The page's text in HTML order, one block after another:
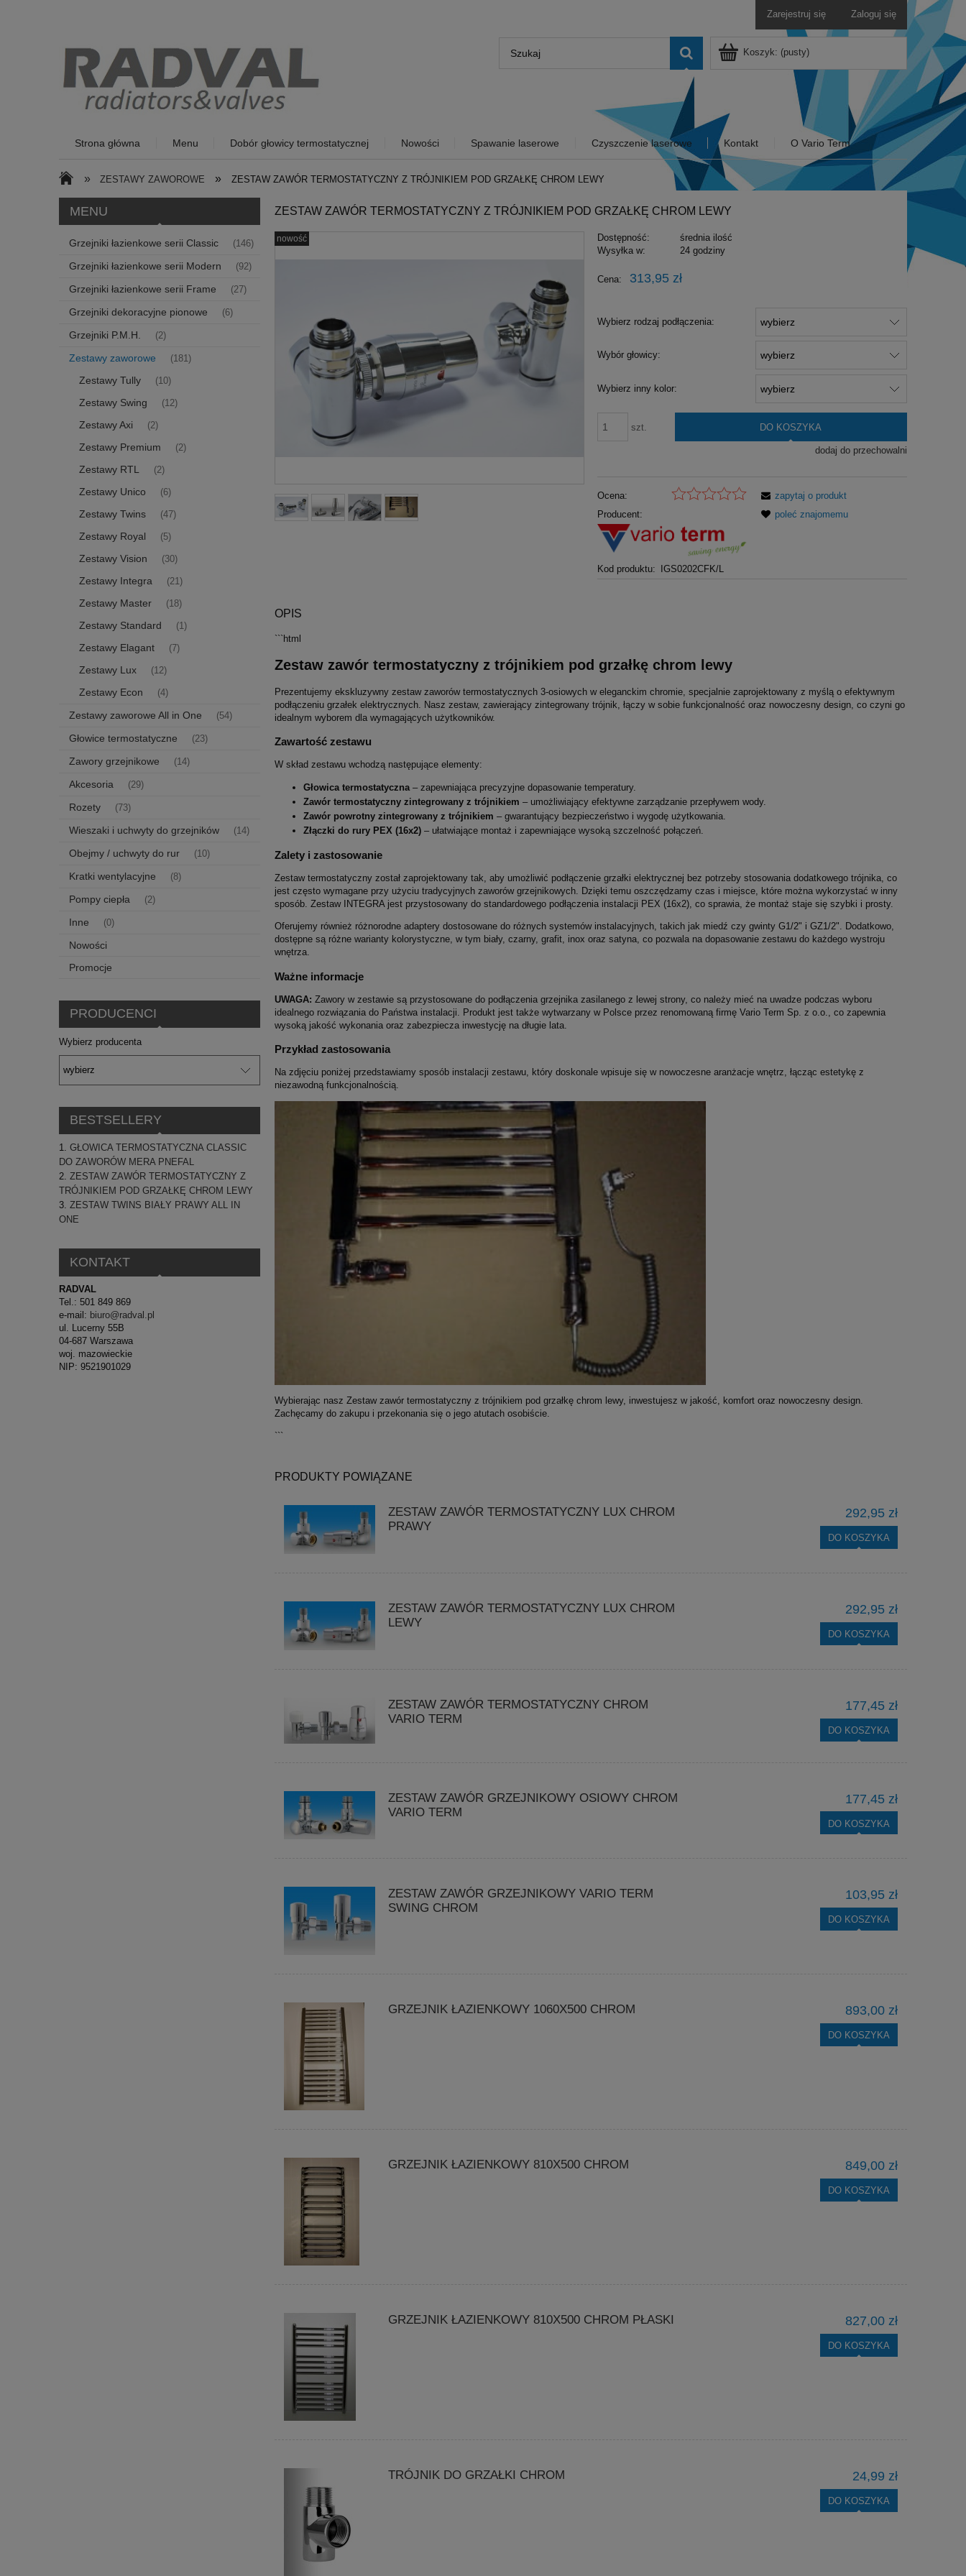
Zarejestruj się Zaloguj się
Koszyk: (pusty)
Strona główna Menu Dobór głowicy termostatycznej Nowości Spawanie laserowe Czyszczenie laserowe Kontakt O Vario Term
» ZESTAWY ZAWOROWE » ZESTAW ZAWÓR TERMOSTATYCZNY Z TRÓJNIKIEM POD GRZAŁKĘ CHROM LEWY
MENU
Grzejniki łazienkowe serii Classic (146)
Grzejniki łazienkowe serii Modern (92)
Grzejniki łazienkowe serii Frame (27)
Grzejniki dekoracyjne pionowe (6)
Grzejniki P.M.H. (2)
Zestawy zaworowe (181)
Zestawy Tully (10)
Zestawy Swing (12)
Zestawy Axi (2)
Zestawy Premium (2)
Zestawy RTL (2)
Zestawy Unico (6)
Zestawy Twins (47)
Zestawy Royal (5)
Zestawy Vision (30)
Zestawy Integra (21)
Zestawy Master (18)
Zestawy Standard (1)
Zestawy Elagant (7)
Zestawy Lux (12)
Zestawy Econ (4)
Zestawy zaworowe All in One (54)
Głowice termostatyczne (23)
Zawory grzejnikowe (14)
Akcesoria (29)
Rozety (73)
Wieszaki i uchwyty do grzejników (14)
Obejmy / uchwyty do rur (10)
Kratki wentylacyjne (8)
Pompy ciepła (2)
Inne (0)
Nowości
Promocje
PRODUCENCI
Wybierz producenta
BESTSELLERY
GŁOWICA TERMOSTATYCZNA CLASSIC
DO ZAWORÓW MERA PNEFAL
ZESTAW ZAWÓR TERMOSTATYCZNY Z
TRÓJNIKIEM POD GRZAŁKĘ CHROM LEWY
ZESTAW TWINS BIAŁY PRAWY ALL IN
ONE
KONTAKT
RADVAL
Tel.: 501 849 869
e-mail: biuro@radval.pl
ul. Lucerny 55B
04-687 Warszawa
woj. mazowieckie
NIP: 9521901029
ZESTAW ZAWÓR TERMOSTATYCZNY Z TRÓJNIKIEM POD GRZAŁKĘ CHROM LEWY
nowość Dostępność:
średnia ilość
Wysyłka w:
24 godziny
Cena: 313,95 zł
Wybierz rodzaj podłączenia:
Wybór głowicy:
Wybierz inny kolor:
szt. DO KOSZYKA
dodaj do przechowalni
Ocena:
Producent:
Kod produktu: IGS0202CFK/L
zapytaj o produkt
poleć znajomemu
OPIS
```html
Zestaw zawór termostatyczny z trójnikiem pod grzałkę chrom lewy
Prezentujemy ekskluzywny zestaw zaworów termostatycznych 3-osiowych w eleganckim chromie, specjalnie zaprojektowany z myślą o efektywnym
podłączeniu grzałek elektrycznych. Nasz zestaw, zawierający zintegrowany trójnik, łączy w sobie funkcjonalność oraz nowoczesny design, co czyni go
idealnym wyborem dla wymagających użytkowników.
Zawartość zestawu
W skład zestawu wchodzą następujące elementy:
Głowica termostatyczna– zapewniająca precyzyjne dopasowanie temperatury.
Zawór termostatyczny zintegrowany z trójnikiem – umożliwiający efektywne zarządzanie przepływem wody.
Zawór powrotny zintegrowany z trójnikiem – gwarantujący bezpieczeństwo i wygodę użytkowania.
Złączki do rury PEX (16x2) – ułatwiające montaż i zapewniające wysoką szczelność połączeń.
Zalety i zastosowanie
Zestaw termostatyczny został zaprojektowany tak, aby umożliwić podłączenie grzałki elektrycznej bez potrzeby stosowania dodatkowego trójnika, co
jest często wymagane przy użyciu tradycyjnych zaworów grzejnikowych. Dzięki temu oszczędzamy czas i miejsce, które można wykorzystać w inny
sposób. Zestaw INTEGRA jest przystosowany do standardowego podłączenia instalacji PEX (16x2), co sprawia, że montaż staje się szybki i prosty.
Oferujemy również różnorodne adaptery dostosowane do różnych systemów instalacyjnych, takich jak miedź czy gwinty G1/2" i GZ1/2". Dodatkowo,
dostępne są różne warianty kolorystyczne, w tym biały, czarny, grafit, inox oraz satyna, co pozwala na dopasowanie zestawu do każdego wystroju
wnętrza.
Ważne informacje
UWAGA: Zawory w zestawie są przystosowane do podłączenia grzejnika zasilanego z lewej strony, co należy mieć na uwadze podczas wyboru
idealnego rozwiązania do Państwa instalacji. Produkt jest także wytwarzany w Polsce przez renomowaną firmę Vario Term Sp. z o.o., co zapewnia
wysoką jakość wykonania oraz zabezpiecza inwestycję na długie lata.
Przykład zastosowania
Na zdjęciu poniżej przedstawiamy sposób instalacji zestawu, który doskonale wpisuje się w nowoczesne aranżacje wnętrz, łącząc estetykę z
niezawodną funkcjonalnością.
Wybierając nasz Zestaw zawór termostatyczny z trójnikiem pod grzałkę chrom lewy, inwestujesz w jakość, komfort oraz nowoczesny design.
Zachęcamy do zakupu i przekonania się o jego atutach osobiście.
```
PRODUKTY POWIĄZANE
ZESTAW ZAWÓR TERMOSTATYCZNY LUX CHROM
PRAWY
292,95 zł
DO KOSZYKA
ZESTAW ZAWÓR TERMOSTATYCZNY LUX CHROM
LEWY
292,95 zł
DO KOSZYKA
ZESTAW ZAWÓR TERMOSTATYCZNY CHROM
VARIO TERM
177,45 zł
DO KOSZYKA
ZESTAW ZAWÓR GRZEJNIKOWY OSIOWY CHROM
VARIO TERM
177,45 zł
DO KOSZYKA
ZESTAW ZAWÓR GRZEJNIKOWY VARIO TERM
SWING CHROM
103,95 zł
DO KOSZYKA
GRZEJNIK ŁAZIENKOWY 1060X500 CHROM 893,00 zł
DO KOSZYKA
GRZEJNIK ŁAZIENKOWY 810X500 CHROM 849,00 zł
DO KOSZYKA
GRZEJNIK ŁAZIENKOWY 810X500 CHROM PŁASKI 827,00 zł
DO KOSZYKA
TRÓJNIK DO GRZAŁKI CHROM 24,99 zł
DO KOSZYKA